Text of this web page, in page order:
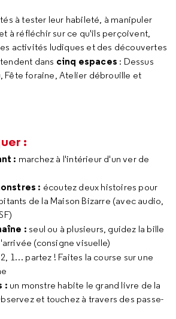
à tester leur habileté, à manipuler
à réfléchir sur ce qu'ils perçoivent,
activités ludiques et des découvertes
dans cinq espaces : Dessus
Fête foraine, Atelier débrouille et
:
: marchez à l'intérieur d'un ver de
: écoutez deux histoires pour
de la Maison Bizarre (avec audio,
: seul ou à plusieurs, guidez la bille
(consigne visuelle)
2, 1… partez ! Faites la course sur une
: un monstre habite le grand livre de la
et touchez à travers des passe-